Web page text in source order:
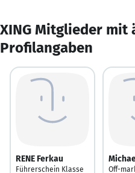
XING Mitglieder mit
Profilangaben
RENE Ferkau
Führerschein Klasse
Off-